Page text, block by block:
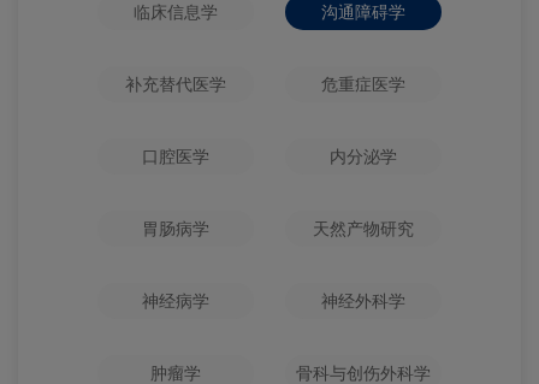
临床信息学 沟通障碍学
补充替代医学 危重症医学
口腔医学 内分泌学
胃肠病学 天然产物研究
神经病学 神经外科学
肿瘤学 骨科与创伤外科学